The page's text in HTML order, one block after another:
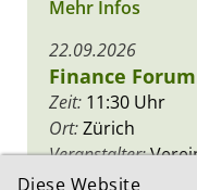
Mehr Infos
22.09.2026
Finance
Zeit: 11:30 Uhr
Ort:Zürich
Veranstalter:
Mehr Infos
Diese Website